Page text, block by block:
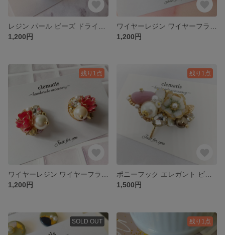
1,200円
1,200円
残り1点
1,200円
残り1点
1,500円
SOLD OUT 残り1点